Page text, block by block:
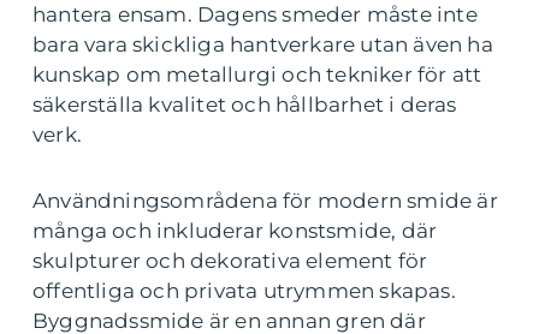
hantera ensam. Dagens smeder måste inte
bara vara skickliga hantverkare utan även ha
kunskap om metallurgi och tekniker för att
säkerställa kvalitet och hållbarhet i deras
verk.
Användningsområdena för modern smide är
många och inkluderar konstsmide, där
skulpturer och dekorativa element för
offentliga och privata utrymmen skapas.
Byggnadssmide är en annan gren där